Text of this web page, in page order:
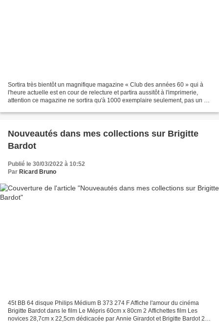
Sortira très bientôt un magnifique magazine « Club des années 60 » qui à
l'heure actuelle est en cour de relecture et partira aussitôt à l'imprimerie,
attention ce magazine ne sortira qu'à 1000 exemplaire seulement, pas un de
Nouveautés dans mes collections sur Brigitte
Bardot
Publié le 30/03/2022 à 10:52
Par Ricard Bruno
45t BB 64 disque Philips Médium B 373 274 F Affiche l'amour du cinéma
Brigitte Bardot dans le film Le Mépris 60cm x 80cm 2 Affichettes film Les
novices 28,7cm x 22,5cm dédicacée par Annie Girardot et Brigitte Bardot 2